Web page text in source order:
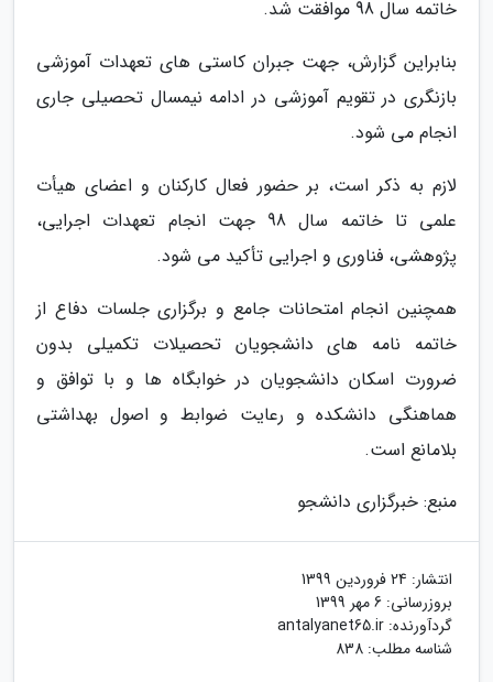
خاتمه سال 98 موافقت شد.
بنابراین گزارش، جهت جبران کاستی های تعهدات آموزشی
بازنگری در تقویم آموزشی در ادامه نیمسال تحصیلی جاری
انجام می شود.
لازم به ذکر است، بر حضور فعال کارکنان و اعضای هیأت
علمی تا خاتمه سال 98 جهت انجام تعهدات اجرایی،
پژوهشی، فناوری و اجرایی تأکید می شود.
همچنین انجام امتحانات جامع و برگزاری جلسات دفاع از
خاتمه نامه های دانشجویان تحصیلات تکمیلی بدون
ضرورت اسکان دانشجویان در خوابگاه ها و با توافق و
هماهنگی دانشکده و رعایت ضوابط و اصول بهداشتی
بلامانع است.
منبع: خبرگزاری دانشجو
انتشار: 24 فروردین 1399
بروزرسانی: 6 مهر 1399
گردآورنده: antalyanet65.ir
شناسه مطلب: 838